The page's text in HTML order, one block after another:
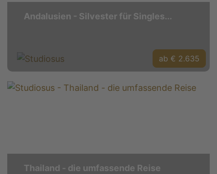
Andalusien - Silvester für Singles...
ab € 2.635
Thailand - die umfassende Reise